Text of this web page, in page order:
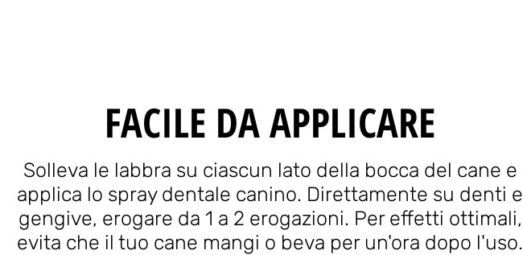
FACILE DA APPLICARE
Solleva le labbra su ciascun lato della bocca del cane e
applica lo spray dentale canino. Direttamente su denti e
gengive, erogare da 1 a 2 erogazioni. Per effetti ottimali,
evita che il tuo cane mangi o beva per un'ora dopo l'uso.